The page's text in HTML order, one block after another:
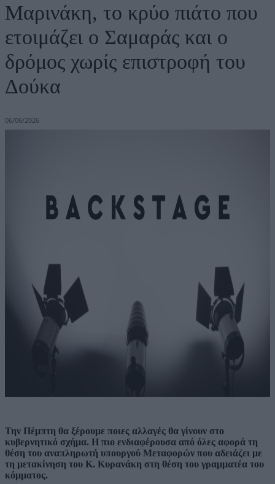
Μαρινάκη, το κρύο πιάτο που
ετοιμάζει ο Σαμαράς και ο
δρόμος χωρίς επιστροφή του
Δούκα
06/06/2026
Την Πέμπτη θα ξέρουμε ποιες αλλαγές θα γίνουν στο
κυβερνητικό σχήμα. Η πιο ενδιαφέρουσα από όλες αφορά τη
θέση του αναπληρωτή υπουργού Μεταφορών που αδειάζει με
τη μετακίνηση του Κ. Κυρανάκη στη θέση του γραμματέα του
κόμματος.